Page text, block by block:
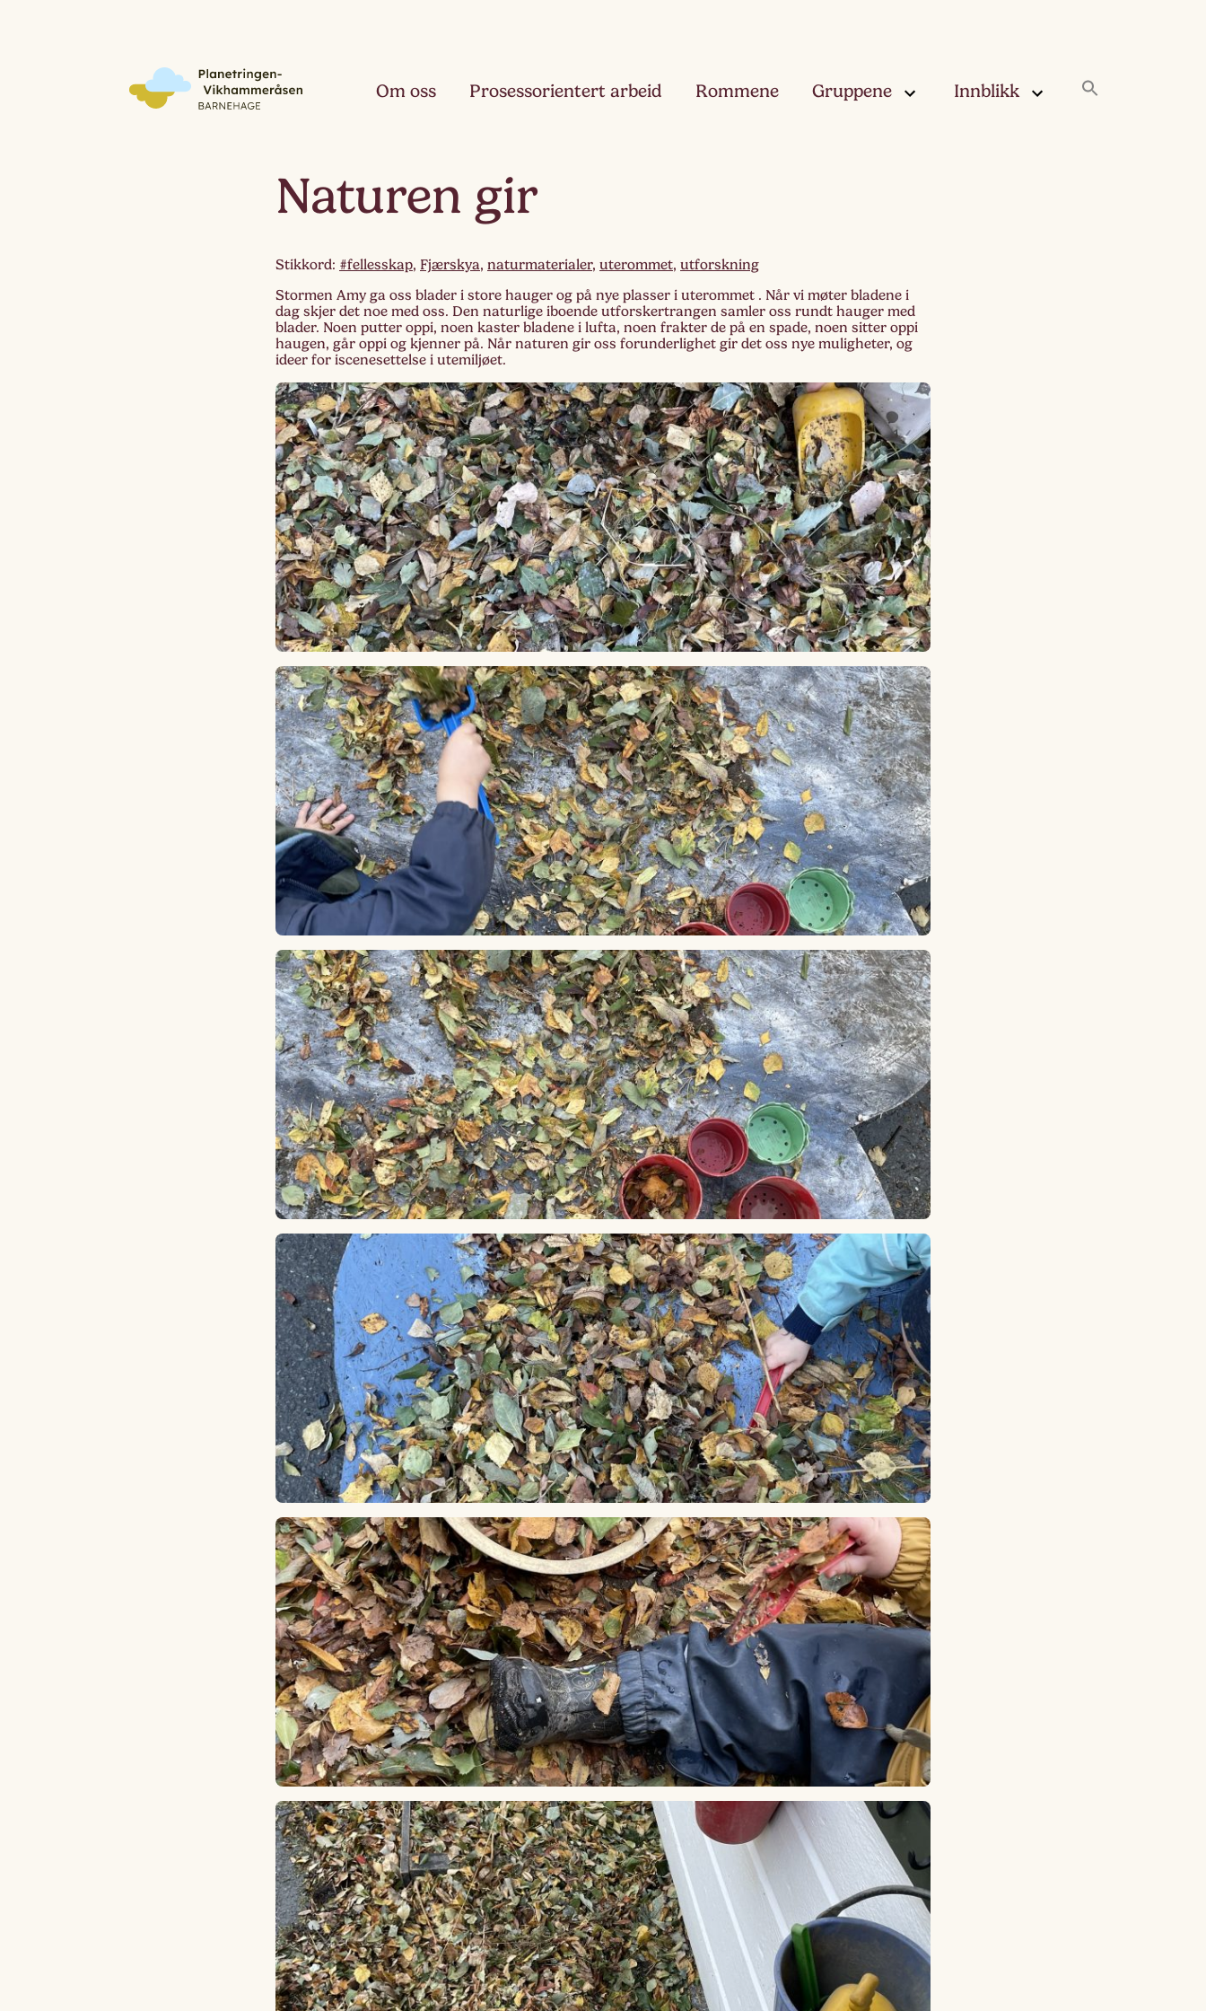
Om oss Prosessorientert arbeid Rommene Gruppene
Rukleskya –
Treåringen
Fireåringen
Lagskya –
Femåringen
Innblikk
Rukleskyan
Slørskyan
Lagskyan
Naturen gir
Stikkord: #fellesskap, Fjærskya, naturmaterialer, uterommet, utforskning
Stormen Amy ga oss blader i store hauger og på nye plasser i uterommet . Når vi møter bladene i
dag skjer det noe med oss. Den naturlige iboende utforskertrangen samler oss rundt hauger med
blader. Noen putter oppi, noen kaster bladene i lufta, noen frakter de på en spade, noen sitter oppi
haugen, går oppi og kjenner på. Når naturen gir oss forunderlighet gir det oss nye muligheter, og
ideer for iscenesettelse i utemiljøet.